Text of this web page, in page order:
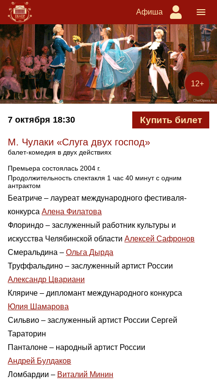
Афиша
12+
7 октября 18:30 Купить билет
М. Чулаки «Слуга двух господ»
балет-комедия в двух действиях
Премьера состоялась 2004 г.
Продолжительность спектакля 1 час 40 минут с одним
антрактом
Беатриче – лауреат международного фестиваля-
конкурса Алена Филатова
Флориндо – заслуженный работник культуры и
искусства Челябинской области Алексей Сафронов
Смеральдина – Ольга Дырда
Труффальдино – заслуженный артист России
Александр Цвариани
Кляриче – дипломант международного конкурса
Юлия Шамарова
Сильвио – заслуженный артист России Сергей
Тараторин
Панталоне – народный артист России
Андрей Булдаков
Ломбардии – Виталий Минин